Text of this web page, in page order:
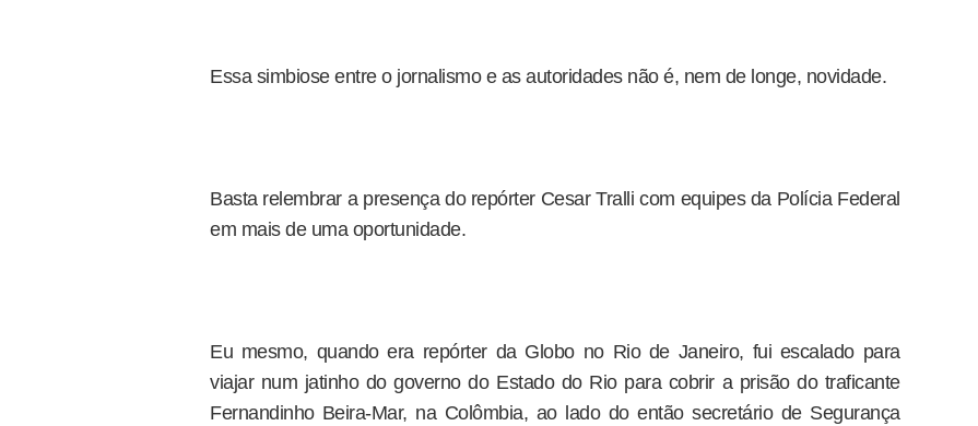
Essa simbiose entre o jornalismo e as autoridades não é, nem de longe, novidade.
Basta relembrar a presença do repórter Cesar Tralli com equipes da Polícia Federal
em mais de uma oportunidade.
Eu mesmo, quando era repórter da Globo no Rio de Janeiro, fui escalado para
viajar num jatinho do governo do Estado do Rio para cobrir a prisão do traficante
Fernandinho Beira-Mar, na Colômbia, ao lado do então secretário de Segurança